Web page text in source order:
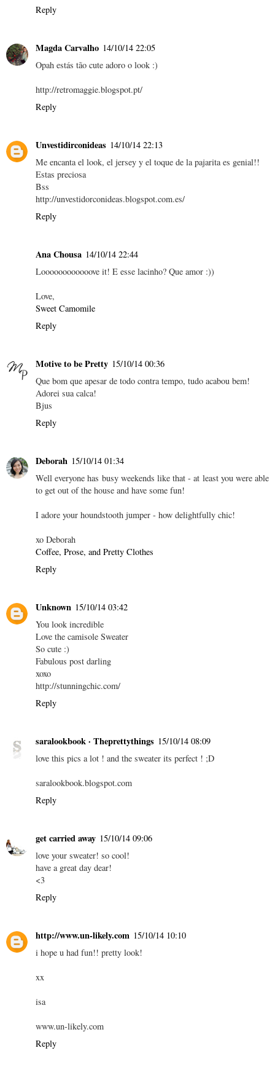
Reply
Magda Carvalho 14/10/14 22:05
Opah estás tão cute adoro o look :)
http://retromaggie.blogspot.pt/
Reply
Unvestidirconideas 14/10/14 22:13
Me encanta el look, el jersey y el toque de la pajarita es genial!!
Estas preciosa
Bss
http://unvestidorconideas.blogspot.com.es/
Reply
Ana Chousa 14/10/14 22:44
Loooooooooooove it! E esse lacinho? Que amor :))
Love,
Sweet Camomile
Reply
Motive to be Pretty 15/10/14 00:36
Que bom que apesar de todo contra tempo, tudo acabou bem!
Adorei sua calca!
Bjus
Reply
Deborah 15/10/14 01:34
Well everyone has busy weekends like that - at least you were able
to get out of the house and have some fun!
I adore your houndstooth jumper - how delightfully chic!
xo Deborah
Coffee, Prose, and Pretty Clothes
Reply
Unknown 15/10/14 03:42
You look incredible
Love the camisole Sweater
So cute :)
Fabulous post darling
xoxo
http://stunningchic.com/
Reply
saralookbook · Theprettythings 15/10/14 08:09
love this pics a lot ! and the sweater its perfect ! ;D
saralookbook.blogspot.com
Reply
get carried away 15/10/14 09:06
love your sweater! so cool!
have a great day dear!
<3
Reply
http://www.un-likely.com 15/10/14 10:10
i hope u had fun!! pretty look!
xx
isa
www.un-likely.com
Reply